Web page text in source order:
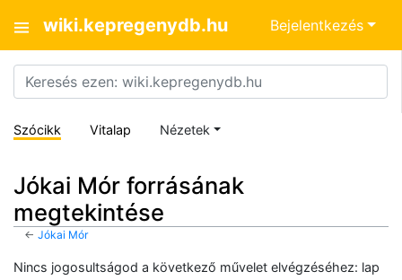
wiki.kepregenydb.hu Bejelentkezés
Szócikk Vitalap Nézetek
Jókai Mór forrásának
megtekintése
←Jókai Mór
Nincs jogosultságod a következő művelet elvégzéséhez: lap